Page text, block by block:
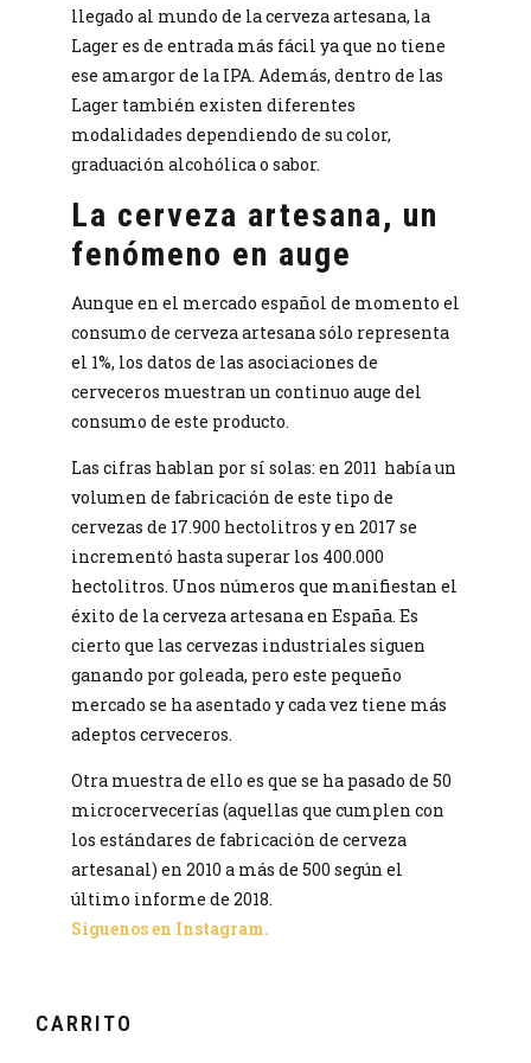
llegado al mundo de la cerveza artesana, la
Lager es de entrada más fácil ya que no tiene
ese amargor de la IPA. Además, dentro de las
Lager también existen diferentes
modalidades dependiendo de su color,
graduación alcohólica o sabor.
La cerveza artesana, un
fenómeno en auge
Aunque en el mercado español de momento el
consumo de cerveza artesana sólo representa
el 1%, los datos de las asociaciones de
cerveceros muestran un continuo auge del
consumo de este producto.
Las cifras hablan por sí solas: en 2011 había un
volumen de fabricación de este tipo de
cervezas de 17.900 hectolitros y en 2017 se
incrementó hasta superar los 400.000
hectolitros. Unos números que manifiestan el
éxito de la cerveza artesana en España. Es
cierto que las cervezas industriales siguen
ganando por goleada, pero este pequeño
mercado se ha asentado y cada vez tiene más
adeptos cerveceros.
Otra muestra de ello es que se ha pasado de 50
microcervecerías (aquellas que cumplen con
los estándares de fabricación de cerveza
artesanal) en 2010 a más de 500 según el
último informe de 2018.
Siguenos en Instagram.
CARRITO